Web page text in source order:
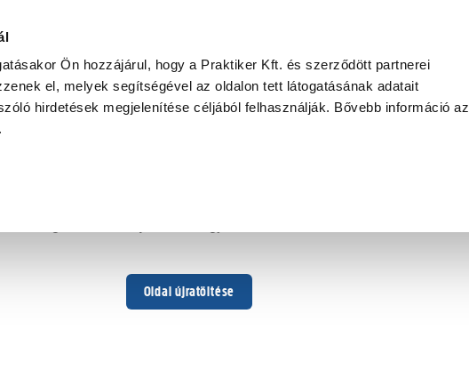
Ön hozzájárul, hogy a Praktiker Kft. és szerződött partnerei
el, melyek segítségével az oldalon tett látogatásának adatait
hirdetések megjelenítése céljából felhasználják. Bővebb információ az
Oldal újratöltése